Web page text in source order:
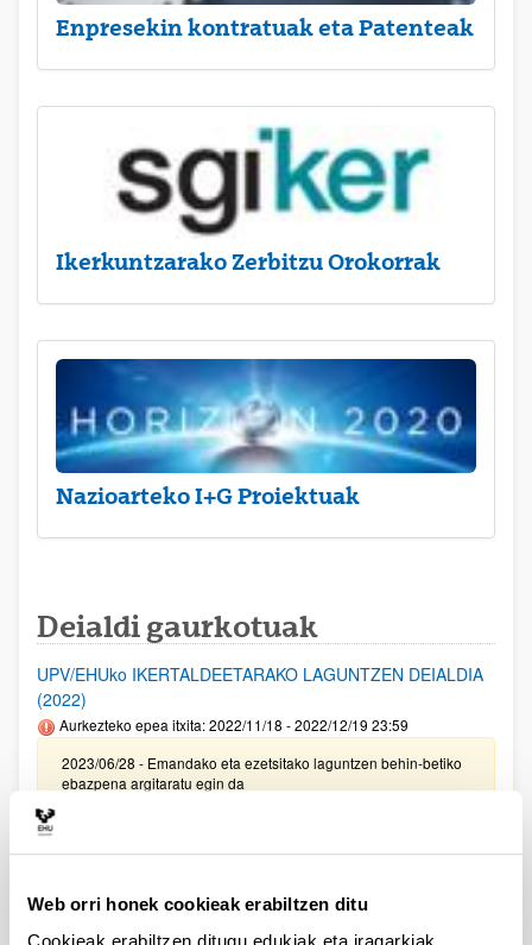
Web orri honek cookieak erabiltzen ditu
Enpresekin kontratuak eta Patenteak
Ikerkuntzarako Zerbitzu Orokorrak
Nazioarteko I+G Proiektuak
Deialdi gaurkotuak
UPV/EHUko IKERTALDEETARAKO LAGUNTZEN DEIALDIA
(2022)
Aurkezteko epea itxita: 2022/11/18 - 2022/12/19 23:59
2023/06/28 - Emandako eta ezetsitako laguntzen behin-betiko
ebazpena argitaratu egin da
PIFG22/66: “ Interfaces de Habla Silenciosa”
Beka emateko proposamena argitaratu da.